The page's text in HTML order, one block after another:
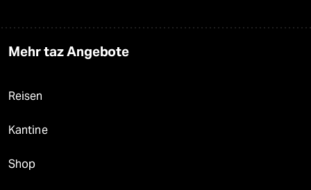
Mehr taz Angebote
Reisen
Kantine
Shop